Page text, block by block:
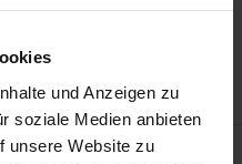
und Anzeigen zu
soziale Medien anbieten
unsere Website zu